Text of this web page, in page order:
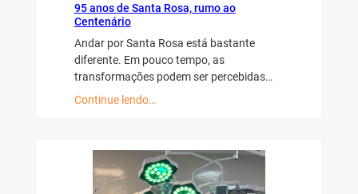
95 anos de Santa Rosa, rumo ao
Centenário
Andar por Santa Rosa está bastante
diferente. Em pouco tempo, as
transformações podem ser percebidas…
Continue lendo…